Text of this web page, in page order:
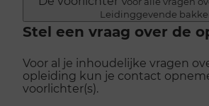
Leidinggevende
Stel een vraag over de
Voor al je inhoudelijke vragen
opleiding kun je contact
voorlichter(s).